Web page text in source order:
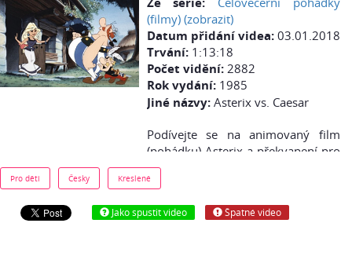
(filmy) (zobrazit)
Datum přidání videa: 03.01.2018
Trvání: 1:13:18
Počet vidění: 2882
Rok vydání: 1985
Jiné názvy: Asterix vs. Caesar
Podívejte se na animovaný film
(pohádku) Asterix a překvapení pro
Cézara - česky (cz dabing) online
zdarma: Obelix se zamiloval... Jeho
má, a navíc ji unesou Římané.
Pro děti Česky Kreslené
Jako spustit video Špatné video